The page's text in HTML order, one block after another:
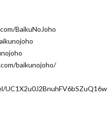
BaikuNoJoho
baikunojoho/